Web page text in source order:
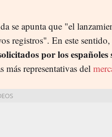
se apunta que "el
registros". En este
por los
más representativas del